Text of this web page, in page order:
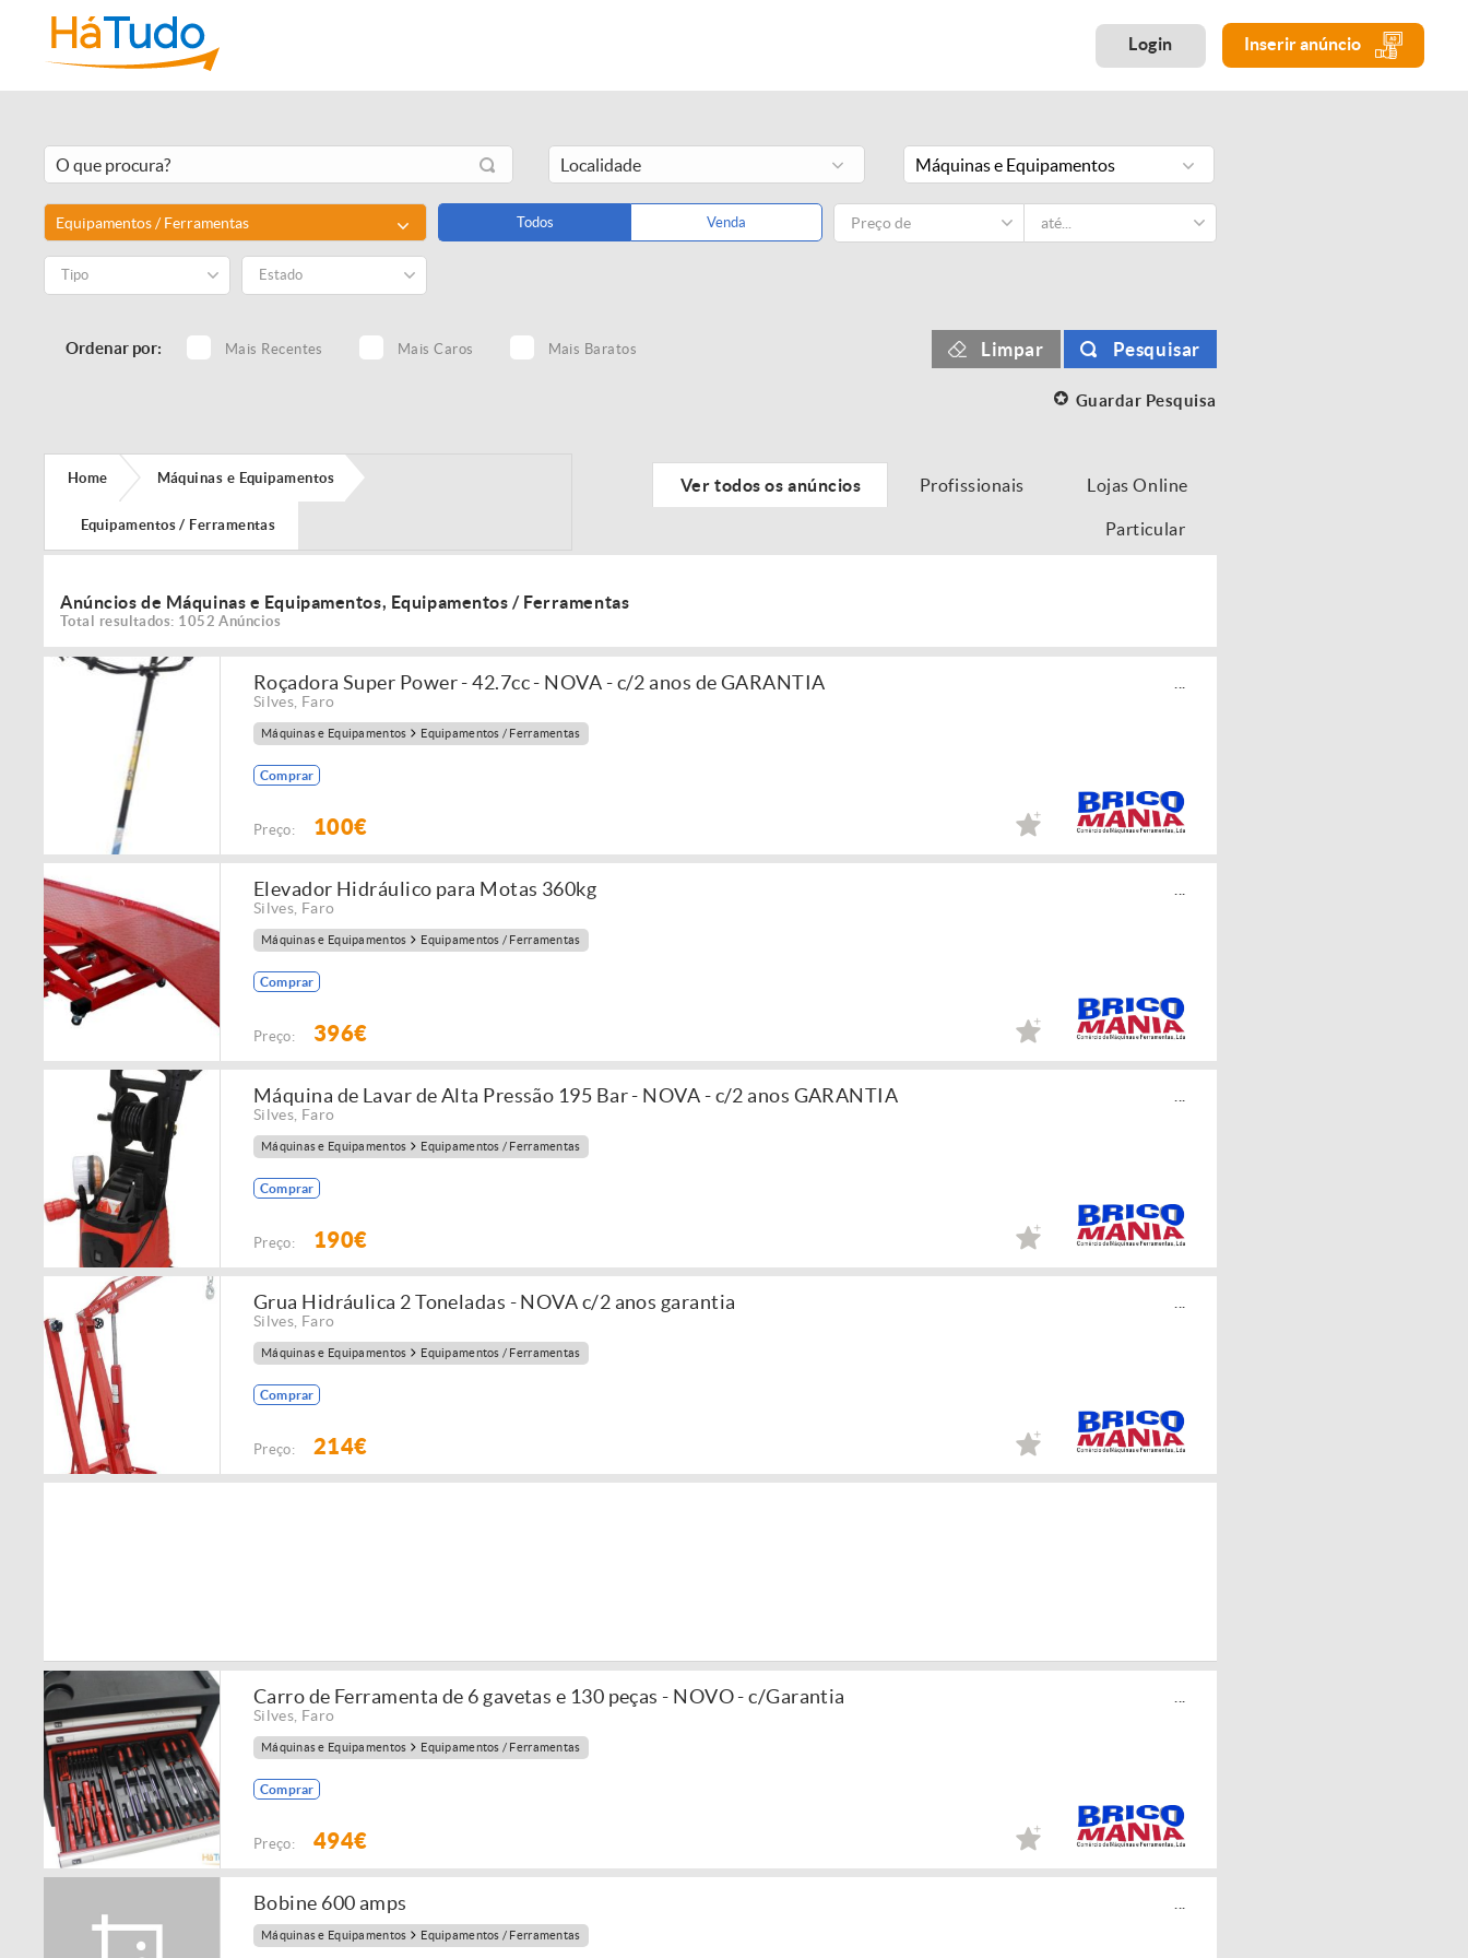
Login Inserir anúncio
Máquinas e Equipamentos
Equipamentos / Ferramentas Todos Venda
Tipo Estado
Ordenar por: Mais Recentes Mais Caros Mais Baratos Limpar Pesquisar
Guardar Pesquisa
Home Máquinas e Equipamentos
Equipamentos / Ferramentas
Ver todos os anúncios Profissionais Lojas Online
Particular
Anúncios de Máquinas e Equipamentos, Equipamentos / Ferramentas
Total resultados: 1052 Anúncios
Roçadora Super Power - 42.7cc - NOVA - c/2 anos de GARANTIA
Silves Faro
Máquinas e Equipamentos Equipamentos / Ferramentas
Comprar
Preço: 100€
Elevador Hidráulico para Motas 360kg
Silves Faro
Máquinas e Equipamentos Equipamentos / Ferramentas
Comprar
Preço: 396€
Máquina de Lavar de Alta Pressão 195 Bar - NOVA - c/2 anos GARANTIA
Silves Faro
Máquinas e Equipamentos Equipamentos / Ferramentas
Comprar
Preço: 190€
Grua Hidráulica 2 Toneladas - NOVA c/2 anos garantia
Silves Faro
Máquinas e Equipamentos Equipamentos / Ferramentas
Comprar
Preço: 214€
Carro de Ferramenta de 6 gavetas e 130 peças - NOVO - c/Garantia
Silves Faro
Máquinas e Equipamentos Equipamentos / Ferramentas
Comprar
Preço: 494€
Bobine 600 amps
Máquinas e Equipamentos Equipamentos / Ferramentas